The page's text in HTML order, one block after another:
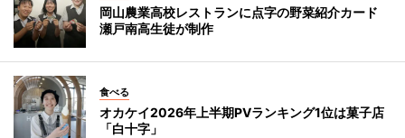
岡山農業高校レストランに点字の野菜紹介カード
瀬戸南高生徒が制作
食べる
オカケイ2026年上半期PVランキング1位は菓子店
「白十字」